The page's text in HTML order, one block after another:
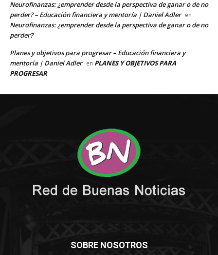
SOBRE NOSOTROS